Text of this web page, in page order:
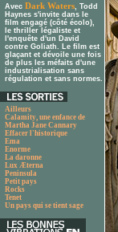
Avec Dark Waters, Todd
Haynes s'invite dans le
film engagé (côté écolo),
le thriller légaliste et
l'enquête d'un David
contre Goliath. Le film est
glaçant et dévoile une fois
de plus les méfaits d'une
industrialisation sans
régulation et sans normes.
Ailleurs
Calamity, une enfance de
Martha Jane Cannary
Effacer l'historique
Ema
Enorme
La daronne
Lux Æterna
Peninsula
Petit pays
Rocks
Tenet
Un pays qui se tient sage